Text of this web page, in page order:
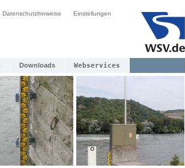
Datenschutzhinweise Einstellungen
Downloads Webservices